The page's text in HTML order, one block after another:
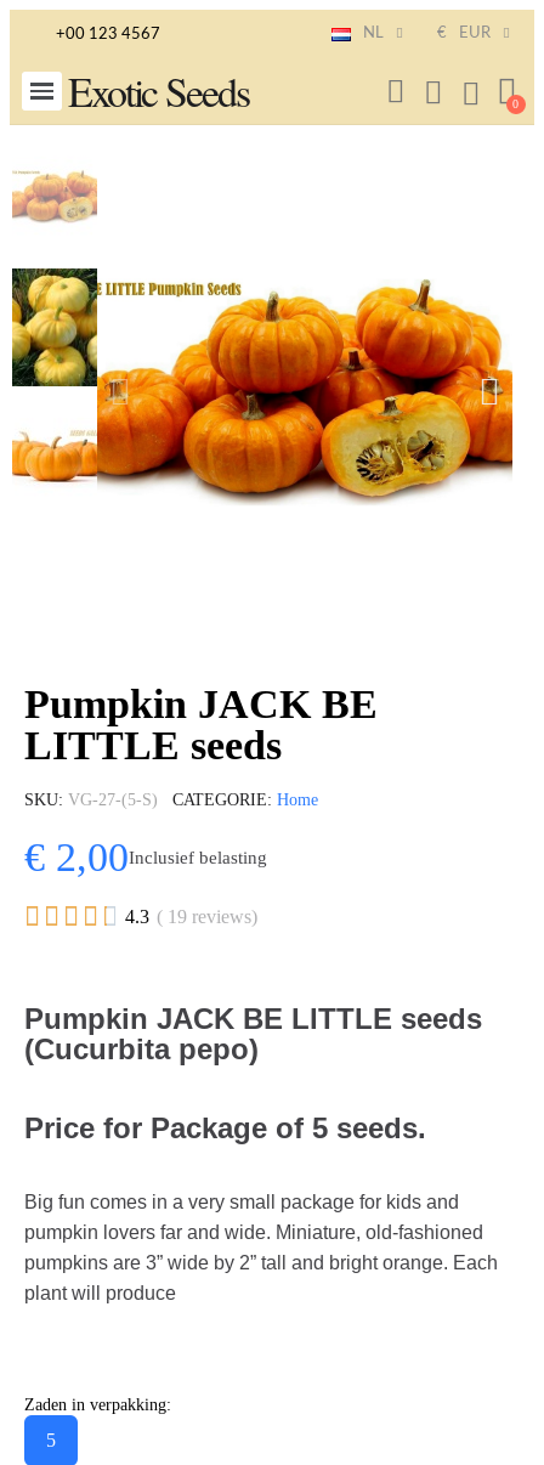
+00 123 4567 NL € EUR
Exotic Seeds
Pumpkin JACK BE
LITTLE seeds
SKU VG-27-(5-S) CATEGORIE Home
€ 2,00Inclusief belasting
     4.3 ( 19 reviews)
Pumpkin JACK BE LITTLE seeds
(Cucurbita pepo)
Price for Package of 5 seeds.
Big fun comes in a very small package for kids and
pumpkin lovers far and wide. Miniature, old-fashioned
pumpkins are 3” wide by 2” tall and bright orange. Each
plant will produce
Zaden in verpakking:
5